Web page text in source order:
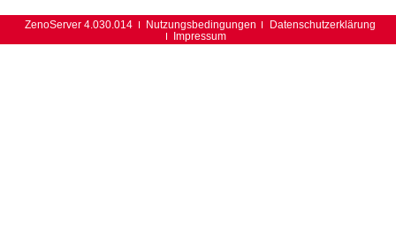
ZenoServer 4.030.014 Nutzungsbedingungen
Datenschutzerklärung
Impressum